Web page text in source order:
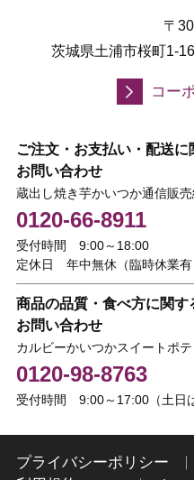
〒
茨城県土浦市桜町1-
コー
ご注文・お支払い・配送に
お問い合わせ
蔵出し焼き芋かいつか通信販
0120-66-8911
受付時間 9:00～18:00
定休日 年中無休（臨時休業有
商品の品質・食べ方に関す
お問い合わせ
カルビーかいつかスイートポ
0120-98-8763
受付時間 9:00～17:00（土日
プライバシーポリシー